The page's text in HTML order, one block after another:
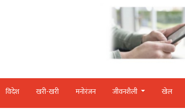
विदेश खरी-खरी मनोरंजन जीवनशैली खेल